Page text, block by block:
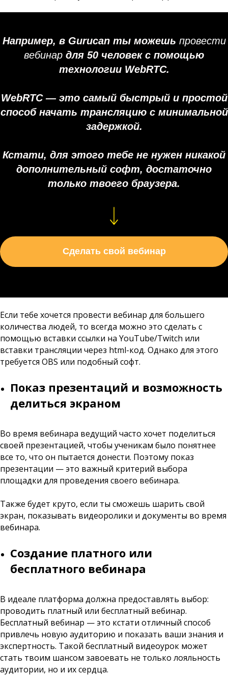
Например, в Gurucan ты можешь провести
вебинар для 50 человек с помощью
технологии WebRTC.
WebRTC — это самый быстрый и простой
способ начать трансляцию с минимальной
задержкой.
Кстати, для этого тебе не нужен никакой
дополнительный софт, достаточно
только твоего браузера.
Сделать свой вебинар
Если тебе хочется провести вебинар для большего
количества людей, то всегда можно это сделать с
помощью вставки ссылки на YouTube/Twitch или
вставки трансляции через html-код. Однако для этого
требуется OBS или подобный софт.
Показ презентаций и возможность
делиться экраном
Во время вебинара ведущий часто хочет поделиться
своей презентацией, чтобы ученикам было понятнее
все то, что он пытается донести. Поэтому показ
презентации — это важный критерий выбора
площадки для проведения своего вебинара.
Также будет круто, если ты сможешь шарить свой
экран, показывать видеоролики и документы во время
вебинара.
Создание платного или
бесплатного вебинара
В идеале платформа должна предоставлять выбор:
проводить платный или бесплатный вебинар.
Бесплатный вебинар — это кстати отличный способ
привлечь новую аудиторию и показать ваши знания и
экспертность. Такой бесплатный видеоурок может
стать твоим шансом завоевать не только лояльность
аудитории, но и их сердца.